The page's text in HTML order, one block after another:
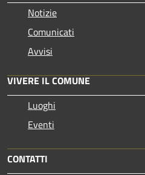
Notizie
Comunicati
Avvisi
VIVERE IL COMUNE
Luoghi
Eventi
CONTATTI